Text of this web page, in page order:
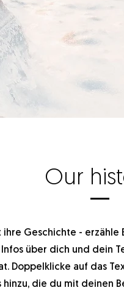
Our
Geschichte - erzähle
über dich und dein
Doppelklicke auf das
hinzu, die du mit deinen